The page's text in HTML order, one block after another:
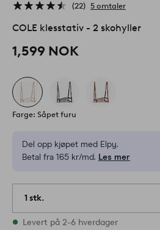
22 5 omtaler
COLE klesstativ - 2 skohyller
1,599 NOK
Farge: Såpet furu
Del opp kjøpet med Elpy.
Betal fra 165 kr/md. Les mer
1 stk.
På lager
Levert på 2-6 hverdager